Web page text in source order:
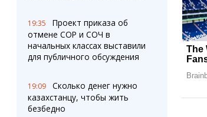
19:35
Проект приказа об
отмене СОР и СОЧ в
начальных классах выставили
для публичного обсуждения
19:09
Сколько денег нужно
казахстанцу, чтобы жить
безбедно